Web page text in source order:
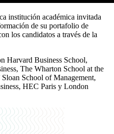
institución académica invitada
de su portafolio de
los candidatos a través de la
Harvard Business School,
The Wharton School at the
School of Management,
HEC Paris y London